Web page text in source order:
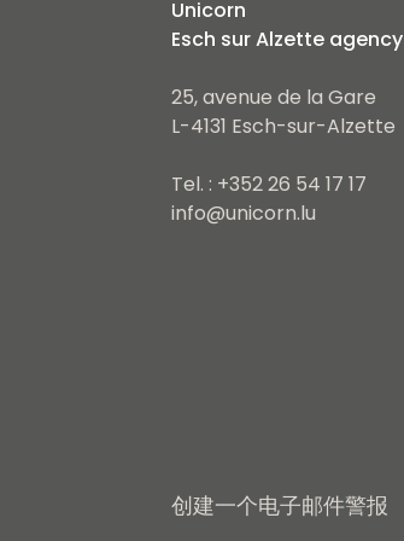
Unicorn
Esch sur Alzette agency
25, avenue de la Gare
L-4131 Esch-sur-Alzette
Tel. : +352 26 54 17 17
info@unicorn.lu
创建一个电子邮件警报